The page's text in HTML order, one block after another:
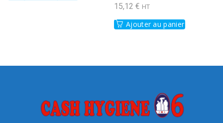
15,12 € HT
Ajouter au panier